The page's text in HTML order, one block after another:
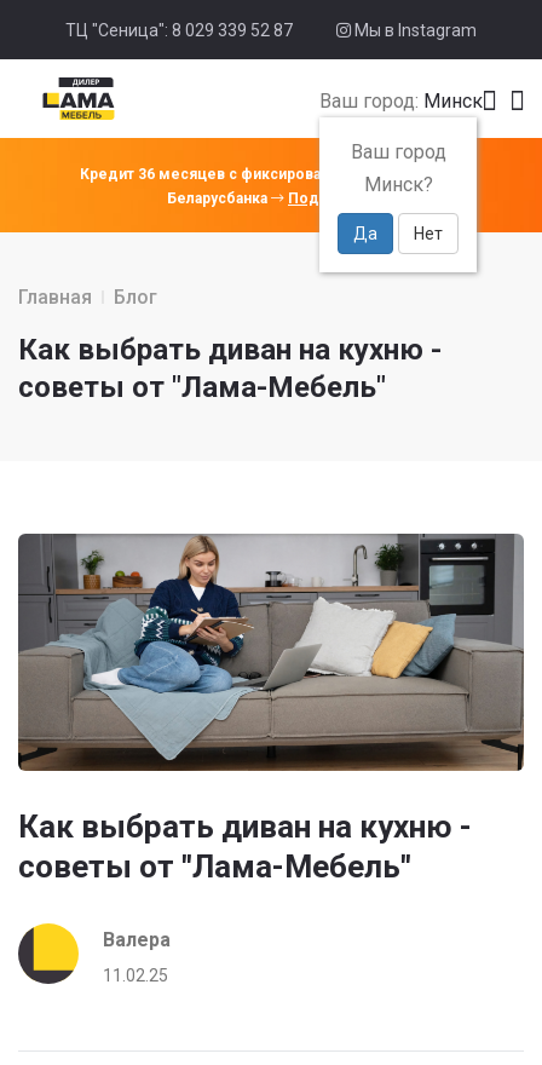
ТЦ "Сеница": 8 029 339 52 87 Мы в Instagram
Ваш город: Минск
Ваш город
Минск?
Да Нет
Кредит 36 месяцев с фиксированной ставкой 4% от
Беларусбанка
Подробнее
Главная Блог
Как выбрать диван на кухню -
советы от "Лама-Мебель"
Как выбрать диван на кухню -
советы от "Лама-Мебель"
Валера
11.02.25